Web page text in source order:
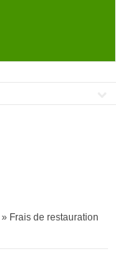
» Frais de restauration